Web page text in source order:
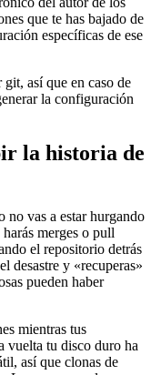
que te has bajado de
específicas de ese
así que en caso de
la configuración
la historia de
no vas a estar hurgando
merges o pull
el repositorio detrás
desastre y «recuperas»
pueden haber
mientras tus
vuelta tu disco duro ha
así que clonas de